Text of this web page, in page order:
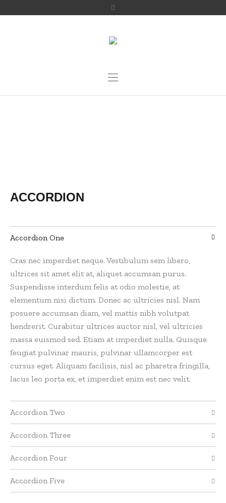
ACCORDION
Accordion One
Cras nec imperdiet neque. Vestibulum sem libero,
ultrices sit amet elit at, aliquet accumsan purus.
Suspendisse interdum felis at odio molestie, at
elementum nisi dictum. Donec ac ultricies nisl. Nam
posuere accumsan diam, vel mattis nibh volutpat
hendrerit. Curabitur ultrices auctor nisl, vel ultricies
massa euismod sed. Etiam at imperdiet nulla. Quisque
feugiat pulvinar mauris, pulvinar ullamcorper est
cursus eget. Aliquam facilisis, nisl ac pharetra fringilla,
lacus leo porta ex, et imperdiet enim est nec velit.
Accordion Two
Accordion Three
Accordion Four
Accordion Five